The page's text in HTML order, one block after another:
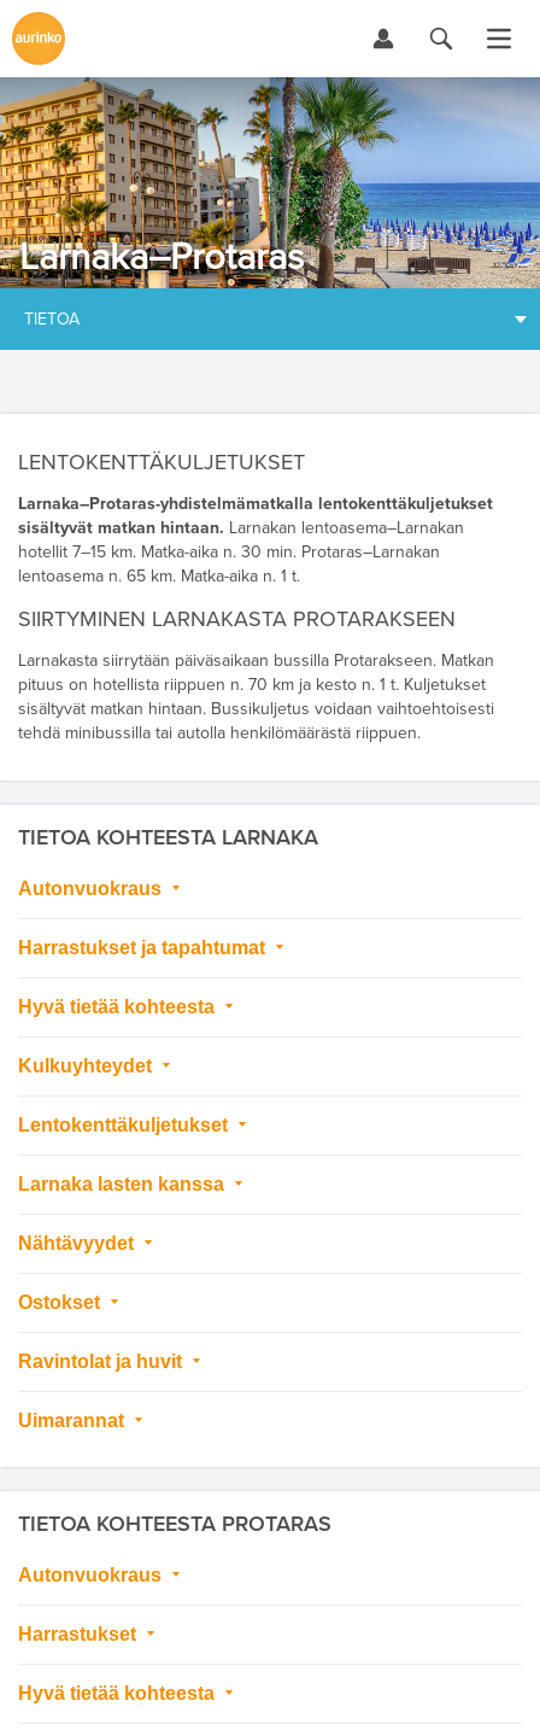
Larnaka–Protaras
TIETOA
LENTOKENTTÄKULJETUKSET
Larnaka–Protaras-yhdistelmämatkalla lentokenttäkuljetukset
sisältyvät matkan hintaan. Larnakan lentoasema–Larnakan
hotellit 7–15 km. Matka-aika n. 30 min. Protaras–Larnakan
lentoasema n. 65 km. Matka-aika n. 1 t.
SIIRTYMINEN LARNAKASTA PROTARAKSEEN
Larnakasta siirrytään päiväsaikaan bussilla Protarakseen. Matkan
pituus on hotellista riippuen n. 70 km ja kesto n. 1 t. Kuljetukset
sisältyvät matkan hintaan. Bussikuljetus voidaan vaihtoehtoisesti
tehdä minibussilla tai autolla henkilömäärästä riippuen.
TIETOA KOHTEESTA LARNAKA
Autonvuokraus
Harrastukset ja tapahtumat
Hyvä tietää kohteesta
Kulkuyhteydet
Lentokenttäkuljetukset
Larnaka lasten kanssa
Nähtävyydet
Ostokset
Ravintolat ja huvit
Uimarannat
TIETOA KOHTEESTA PROTARAS
Autonvuokraus
Harrastukset
Hyvä tietää kohteesta